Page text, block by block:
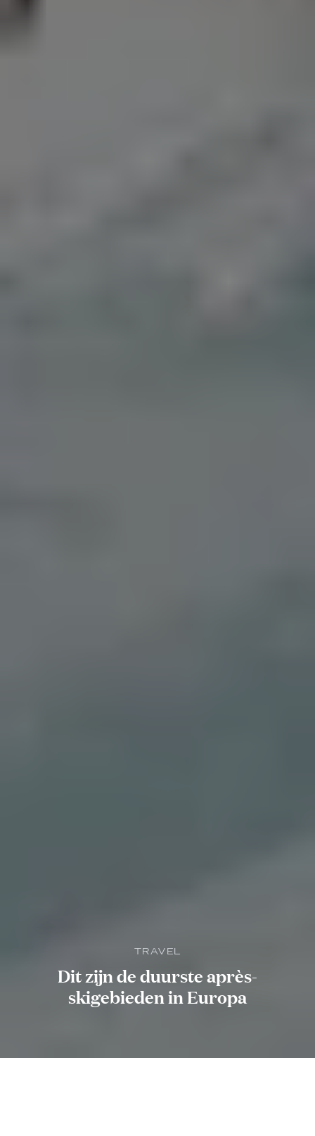
TRAVEL
Dit zijn de duurste après-
skigebieden in Europa